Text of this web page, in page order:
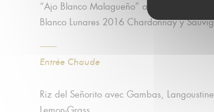
“Ajo Blanco Malagueño” avec Thon
Blanco Lunares 2016 Chardonnay y
Entrée Chaude
Riz del Señorito avec Gambas,